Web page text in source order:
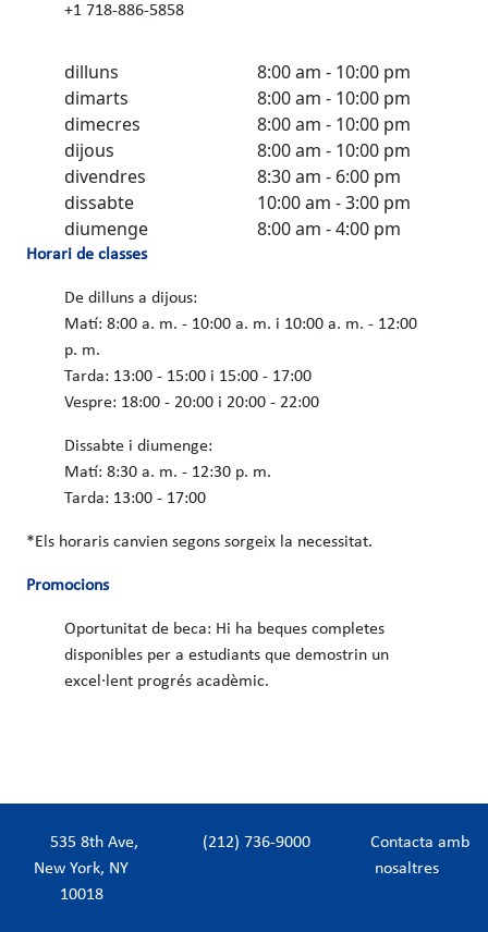
+1 718-886-5858
dilluns
8:00 am - 10:00 pm
dimarts
8:00 am - 10:00 pm
dimecres
8:00 am - 10:00 pm
dijous
8:00 am - 10:00 pm
divendres
8:30 am - 6:00 pm
dissabte
10:00 am - 3:00 pm
diumenge
8:00 am - 4:00 pm
Horari de classes
De dilluns a dijous:
Matí: 8:00 a. m. - 10:00 a. m. i 10:00 a. m. - 12:00
p. m.
Tarda: 13:00 - 15:00 i 15:00 - 17:00
Vespre: 18:00 - 20:00 i 20:00 - 22:00
Dissabte i diumenge:
Matí: 8:30 a. m. - 12:30 p. m.
Tarda: 13:00 - 17:00
*Els horaris canvien segons sorgeix la necessitat.
Promocions
Oportunitat de beca: Hi ha beques completes
disponibles per a estudiants que demostrin un
excel·lent progrés acadèmic.
535 8th Ave,
New York, NY
10018
(212) 736-9000
Contacta amb
nosaltres